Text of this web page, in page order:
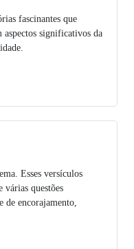
fascinantes que
aspectos significativos da
Esses versículos
várias questões
encorajamento,